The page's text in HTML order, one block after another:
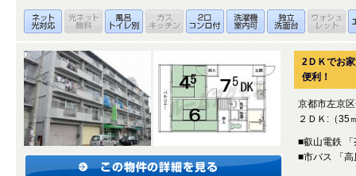
2ＤＫでお
便利！
京都市左京
２ＤＫ:（35
■叡山電鉄
■市バス 「